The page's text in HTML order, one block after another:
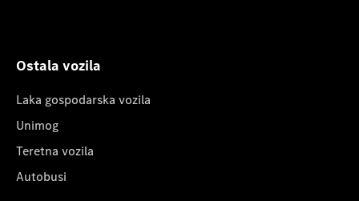
Ostala vozila
Laka gospodarska vozila
Unimog
Teretna vozila
Autobusi